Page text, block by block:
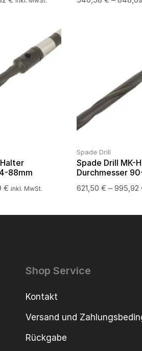
88mm
€ inkl. MwSt.
Spade Drill
Spade Drill MK-
Durchmesser
621,50 € – 995,92
Shop Service
Kontakt
Versand und
Rückgabe